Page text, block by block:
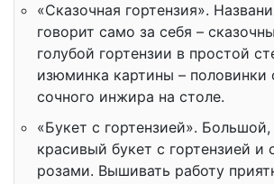
«Сказочная гортензия».
говорит само за себя –
голубой гортензии в простой
изюминка картины – половинки
сочного инжира на столе.
«Букет с гортензией».
красивый букет с гортензией и
розами. Вышивать работу